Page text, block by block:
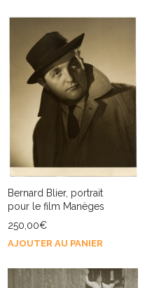
Bernard Blier, portrait
pour le film Manèges
250,00€
AJOUTER AU PANIER